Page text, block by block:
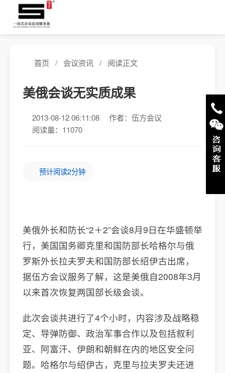
首页 / 会议资讯 / 阅读正文
美俄会谈无实质成果
2013-08-12 06:11:08
作者：伍方会议
阅读量：11070
预计阅读2分钟
美俄外长和防长“2＋2”会谈8月9日在华盛顿举
行，美国国务卿克里和国防部长哈格尔与俄
罗斯外长拉夫罗夫和国防部长绍伊古出席，
据伍方会议服务了解，这是美俄自2008年3月
以来首次恢复两国部长级会谈。
此次会谈共进行了4个小时，内容涉及战略稳
定、导弹防御、政治军事合作以及包括叙利
亚、阿富汗、伊朗和朝鲜在内的地区安全问
题。哈格尔与绍伊古，克里与拉夫罗夫还进